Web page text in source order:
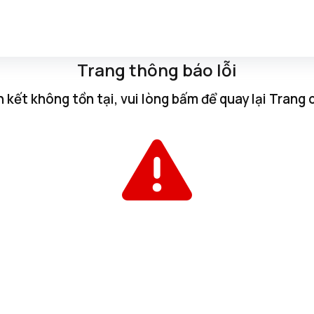
Trang thông báo lỗi
kết không tồn tại, vui lòng bấmđể quay lại Trang